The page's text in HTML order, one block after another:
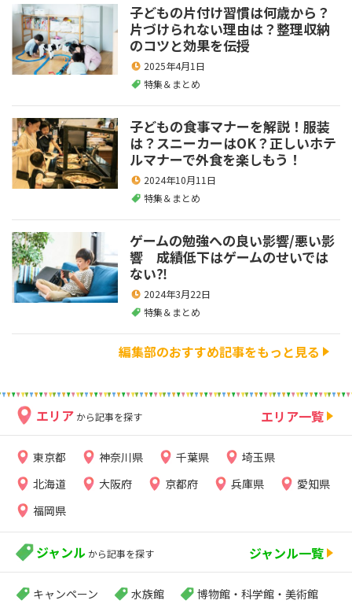
子どもの片付け習慣は何歳から？
片づけられない理由は？整理収納
のコツと効果を伝授
2025年4月1日
特集＆まとめ
子どもの食事マナーを解説！服装
は？スニーカーはOK？正しいホテ
ルマナーで外食を楽しもう！
2024年10月11日
特集＆まとめ
ゲームの勉強への良い影響/悪い影
響 成績低下はゲームのせいでは
ない⁈
2024年3月22日
特集＆まとめ
編集部のおすすめ記事をもっと見る
エリア から記事を探す エリア一覧
東京都 神奈川県 千葉県
埼玉県
北海道
大阪府 京都府 兵庫県
愛知県
福岡県
ジャンル から記事を探す ジャンル一覧
キャンペーン 水族館
博物館・科学館・美術館